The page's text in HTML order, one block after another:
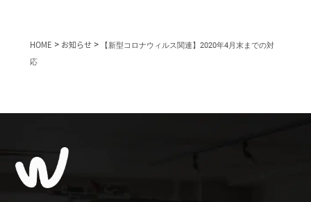
HOME > お知らせ>
【新型コロナウィルス関連】2020年4月末までの対
応